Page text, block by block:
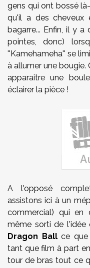
gens qui ont bossé
qu'il a des cheveux
bagarre... Enfin, il y a
pointes, donc)
''Kamehameha'' se
à allumer une bougie.
apparaitre une
éclairer la pièce !
A l'opposé
assistons ici à un
commercial) qui en
même sorti de l'idée
Dragon Ballce que
tant que film à part
tour de bras tout ce